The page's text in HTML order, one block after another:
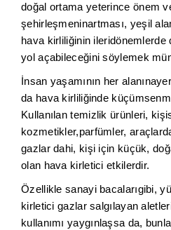
doğal ortama yeterince önem
şehirleşmeninartması, yeşil
hava kirliliğinin ileridönemlerde
yol açabileceğini söylemek
İnsan yaşamının her
da hava kirliliğinde
Kullanılan temizlik ürünleri,
kozmetikler,parfümler,
gazlar dahi, kişi için küçük,
olan hava kirletici etkilerdir.
Özellikle sanayi bacalarıgibi,
kirletici gazlar salgılayan
kullanımı yaygınlaşsa da,